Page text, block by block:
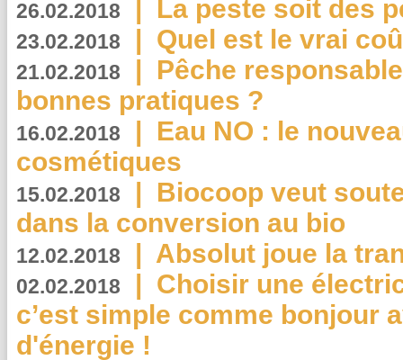
26.02.2018 | La peste soit des
23.02.2018 | Quel est le vrai
21.02.2018 | Pêche
bonnes pratiques ?
16.02.2018 | Eau NO : le
cosmétiques
15.02.2018 | Biocoop veut
dans la conversion au bio
12.02.2018 | Absolut joue la
02.02.2018 | Choisir une
c’est simple comme bonjour
d'énergie !